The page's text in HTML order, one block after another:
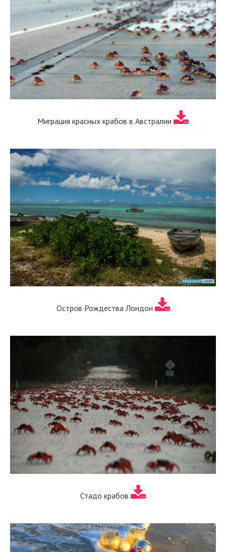
Миграция красных крабов в Австралии
Остров Рождества Лондон
Стадо крабов